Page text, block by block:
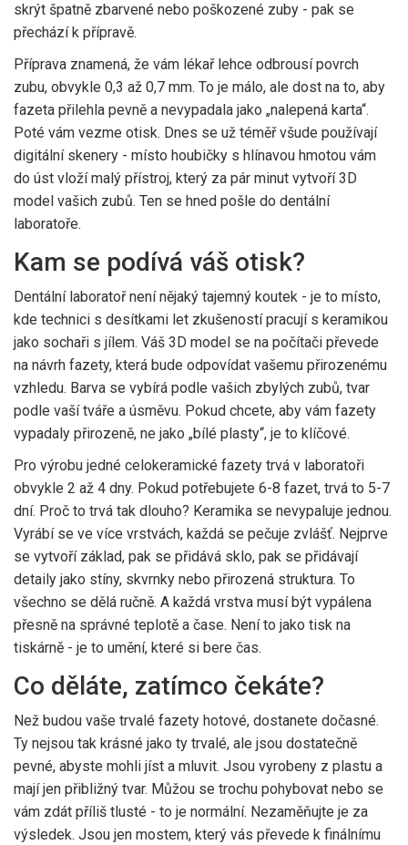
skrýt špatně zbarvené nebo poškozené zuby - pak se
přechází k přípravě.
Příprava znamená, že vám lékař lehce odbrousí povrch
zubu, obvykle 0,3 až 0,7 mm. To je málo, ale dost na to, aby
fazeta přilehla pevně a nevypadala jako „nalepená karta“.
Poté vám vezme otisk. Dnes se už téměř všude používají
digitální skenery - místo houbičky s hlínavou hmotou vám
do úst vloží malý přístroj, který za pár minut vytvoří 3D
model vašich zubů. Ten se hned pošle do dentální
laboratoře.
Kam se podívá váš otisk?
Dentální laboratoř není nějaký tajemný koutek - je to místo,
kde technici s desítkami let zkušeností pracují s keramikou
jako sochaři s jílem. Váš 3D model se na počítači převede
na návrh fazety, která bude odpovídat vašemu přirozenému
vzhledu. Barva se vybírá podle vašich zbylých zubů, tvar
podle vaší tváře a úsměvu. Pokud chcete, aby vám fazety
vypadaly přirozeně, ne jako „bílé plasty“, je to klíčové.
Pro výrobu jedné celokeramické fazety trvá v laboratoři
obvykle 2 až 4 dny. Pokud potřebujete 6-8 fazet, trvá to 5-7
dní. Proč to trvá tak dlouho? Keramika se nevypaluje jednou.
Vyrábí se ve více vrstvách, každá se pečuje zvlášť. Nejprve
se vytvoří základ, pak se přidává sklo, pak se přidávají
detaily jako stíny, skvrnky nebo přirozená struktura. To
všechno se dělá ručně. A každá vrstva musí být vypálena
přesně na správné teplotě a čase. Není to jako tisk na
tiskárně - je to umění, které si bere čas.
Co děláte, zatímco čekáte?
Než budou vaše trvalé fazety hotové, dostanete dočasné.
Ty nejsou tak krásné jako ty trvalé, ale jsou dostatečně
pevné, abyste mohli jíst a mluvit. Jsou vyrobeny z plastu a
mají jen přibližný tvar. Můžou se trochu pohybovat nebo se
vám zdát příliš tlusté - to je normální. Nezaměňujte je za
výsledek. Jsou jen mostem, který vás převede k finálnímu